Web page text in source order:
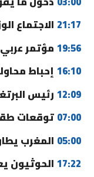
21:17 الاجتماع
19:56 مؤتمر
16:10 إحباط
12:09 رئيس
07:00توقعات
05:00 المغرب
17:22